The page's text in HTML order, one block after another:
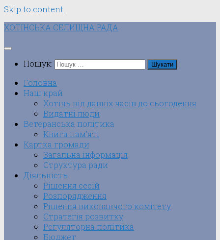
Skip to content
ХОТІНСЬКА СЕЛИЩНА РАДА
Пошук:
Головна
Наш край
Хотінь від давніх часів до сьогодення
Видатні люди
Ветеранська політика
Книга пам’яті
Картка громади
Загальна інформація
Структура ради
Діяльність
Рішення сесій
Розпорядження
Рішення виконавчого комітету
Стратегія розвитку
Регуляторна політика
Бюджет